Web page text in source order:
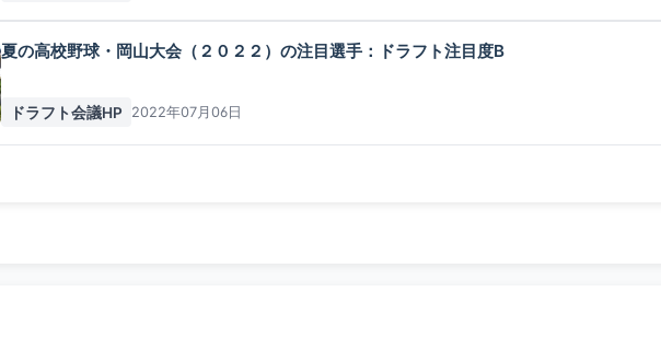
夏の高校野球・岡山大会（２０２２）の注目選手：ドラフト注目度B
ドラフト会議HP 2022年07月06日